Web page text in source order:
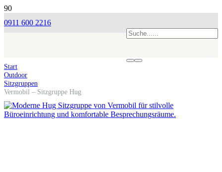
0911 600 2216
Start
Outdoor
Sitzgruppen
Vermobil – Sitzgruppe Hug